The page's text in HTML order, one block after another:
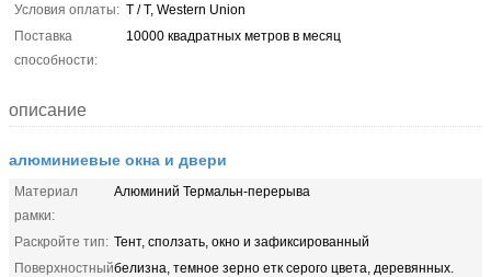
Условия оплаты: T / T, Western Union
Поставка
способности:
10000 квадратных метров в месяц
описание
алюминиевые окна и двери
Материал
рамки:
Алюминий Термальн-перерыва
Раскройте тип: Тент, сползать, окно и зафиксированный
Поверхностныйбелизна, темное зерно етк серого цвета, деревянных.